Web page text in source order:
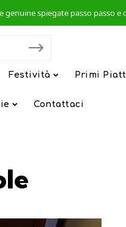
genuine spiegate passo passo
Festività Primi
Contattaci